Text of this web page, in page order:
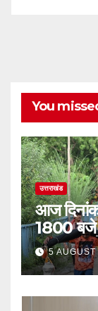
You
उत्तराखंड
आज
1800 बजे
भक्त जल
चुके
5